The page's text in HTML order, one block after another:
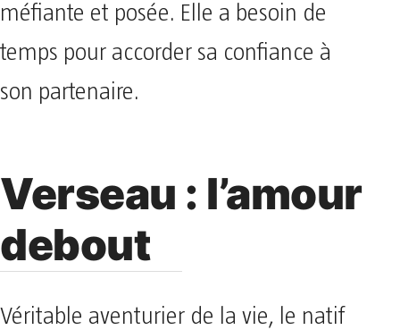
méfiante et posée. Elle a besoin de
temps pour accorder sa confiance à
son partenaire.
Verseau : l’amour
debout
Véritable aventurier de la vie, le natif